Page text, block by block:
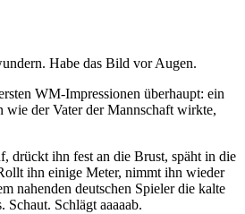
Habe das Bild vor Augen.
WM-Impressionen überhaupt: ein
wie der Vater der Mannschaft wirkte,
drückt ihn fest an die Brust, späht in die
ihn einige Meter, nimmt ihn wieder
nahenden deutschen Spieler die kalte
Schaut. Schlägt aaaaab.